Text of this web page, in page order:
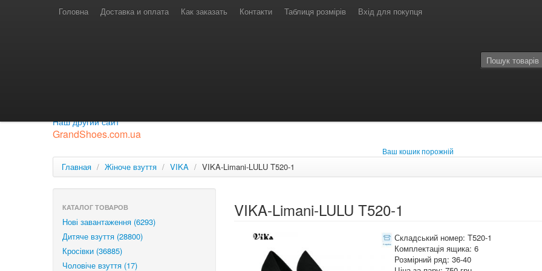
Головна Доставка и оплата Как заказать Контакти Таблиця розмірів Вхід для покупця
Лайф: (063) 527-76-88 МТС: (050) 967-41-33
Наш другий сайт
GrandShoes.com.ua
Ваш кошик порожній
Главная / Жіноче взуття / VIKA / VIKA-Limani-LULU T520-1
КАТАЛОГ ТОВАРОВ
Нові завантаження (6293)
Дитяче взуття (28800)
Кросівки (36885)
Чоловіче взуття (17)
VIKA-Limani-LULU T520-1
Складський номер: T520-1
Комплектація ящика: 6
Розмірний ряд: 36-40